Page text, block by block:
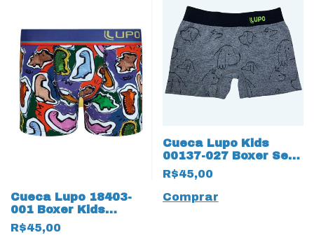
Cueca Lupo 18403-
001 Boxer Kids
algodão 17288
Dinossauros
R$45,00
Cueca Lupo Kids
00137-027 Boxer Sem
Costura Cinza 17255
R$45,00
Comprar